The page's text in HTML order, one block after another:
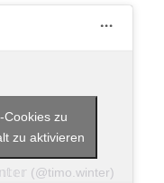
(@timo.winter)
Cookies zu
zu aktivieren